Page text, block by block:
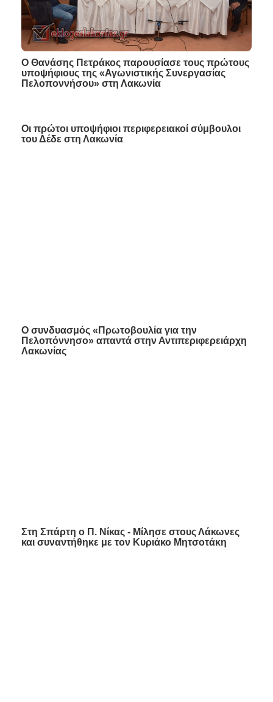
Ο Θανάσης Πετράκος παρουσίασε τους πρώτους
υποψήφιους της «Αγωνιστικής Συνεργασίας
Πελοποννήσου» στη Λακωνία
Οι πρώτοι υποψήφιοι περιφερειακοί σύμβουλοι
του Δέδε στη Λακωνία
Ο συνδυασμός «Πρωτοβουλία για την
Πελοπόννησο» απαντά στην Αντιπεριφερειάρχη
Λακωνίας
Στη Σπάρτη ο Π. Νίκας - Μίλησε στους Λάκωνες
και συναντήθηκε με τον Κυριάκο Μητσοτάκη